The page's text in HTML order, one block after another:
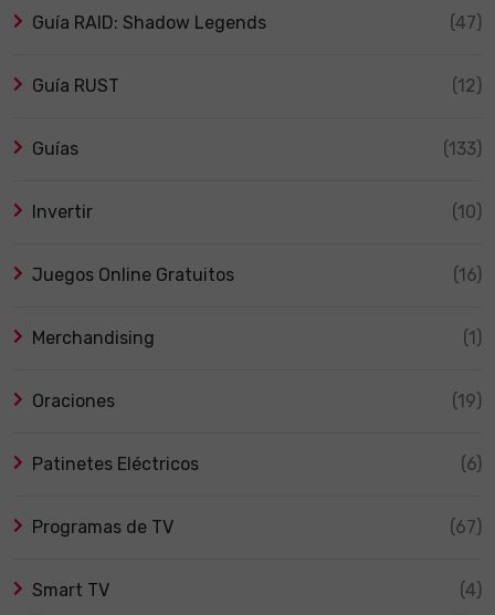
Guía RAID: Shadow Legends (47)
Guía RUST (12)
Guías (133)
Invertir (10)
Juegos Online Gratuitos (16)
Merchandising (1)
Oraciones (19)
Patinetes Eléctricos (6)
Programas de TV (67)
Smart TV (4)